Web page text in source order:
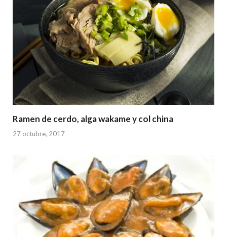
Ramen de cerdo, alga wakame y col china
27 octubre, 2017